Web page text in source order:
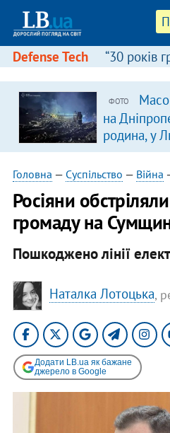
Defense Tech “30 років
ФОТО
на
родина, у
Головна — Суспільство — Війна
Росіяни
громаду на
Пошкоджено лінії
Наталка Лотоцька,
Додати LB.ua як бажане
джерело в Google